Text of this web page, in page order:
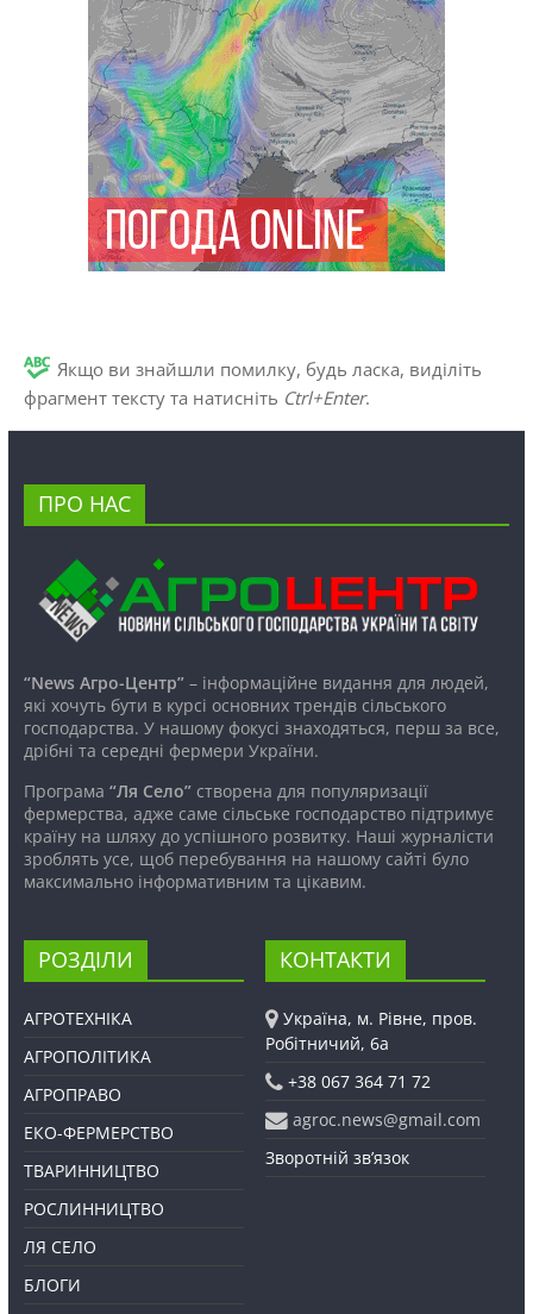
Якщо ви знайшли помилку, будь ласка, виділіть
фрагмент тексту та натисніть Ctrl+Enter.
ПРО НАС
“News Агро-Центр”– інформаційне видання для людей,
які хочуть бути в курсі основних трендів сільського
господарства. У нашому фокусі знаходяться, перш за все,
дрібні та середні фермери України.
Програма “Ля Село”створена для популяризації
фермерства, адже саме сільське господарство підтримує
країну на шляху до успішного розвитку. Наші журналісти
зроблять усе, щоб перебування на нашому сайті було
максимально інформативним та цікавим.
РОЗДІЛИ
АГРОТЕХНІКА
АГРОПОЛІТИКА
АГРОПРАВО
ЕКО-ФЕРМЕРСТВО
ТВАРИННИЦТВО
РОСЛИННИЦТВО
ЛЯ СЕЛО
БЛОГИ
КОНТАКТИ
Україна, м. Рівне, пров.
Робітничий, 6а
+38 067 364 71 72
agroc.news@gmail.com
Зворотній зв’язок